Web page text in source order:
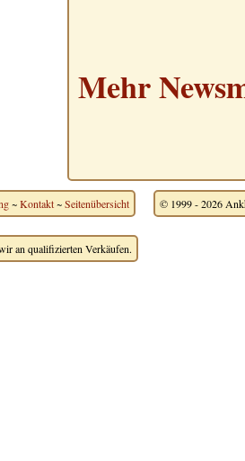
Mehr
~Kontakt~Seitenübersicht © 1999 - 2026
an qualifizierten Verkäufen.